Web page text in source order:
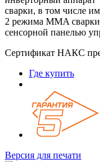
сварки, в том числе
2 режима MMA
сенсорной панелью
Сертификат НАКС
Где купить
Версия для печати